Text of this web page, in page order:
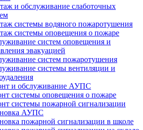
и обслуживание слаботочных
системы водяного пожаротушения
системы оповещения о пожаре
систем оповещения и
эвакуацией
систем пожаротушения
системы вентиляции и
и обслуживание АУПС
системы оповещения о пожаре
системы пожарной сигнализации
АУПС
пожарной сигнализации в школе